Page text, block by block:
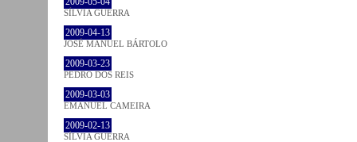
SÍLVIA GUERRA
2009-04-13
JOSÉ MANUEL BÁRTOLO
2009-03-23
PEDRO DOS REIS
2009-03-03
EMANUEL CAMEIRA
2009-02-13
SÍLVIA GUERRA